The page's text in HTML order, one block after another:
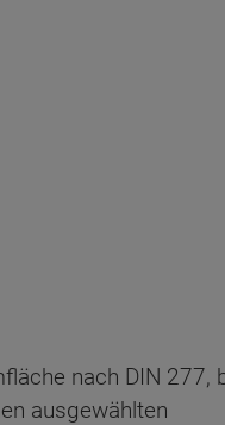
nach DIN 277,
ausgewählten